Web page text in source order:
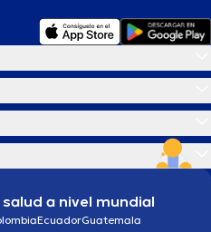
a nivel mundial
EcuadorGuatemala